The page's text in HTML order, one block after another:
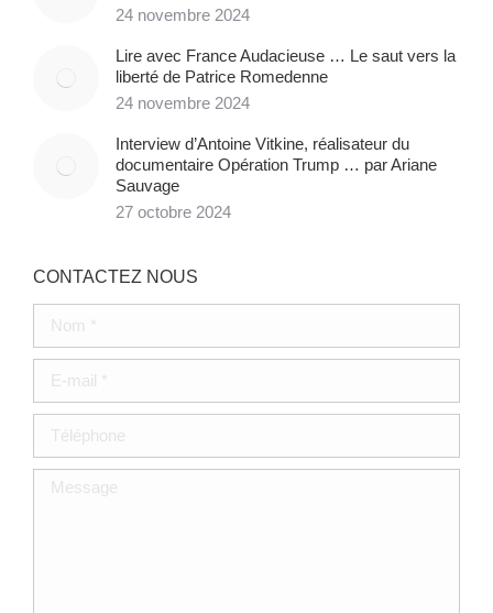
24 novembre 2024
Lire avec France Audacieuse … Le saut vers la
liberté de Patrice Romedenne
24 novembre 2024
Interview d’Antoine Vitkine, réalisateur du
documentaire Opération Trump … par Ariane
Sauvage
27 octobre 2024
CONTACTEZ NOUS
Message